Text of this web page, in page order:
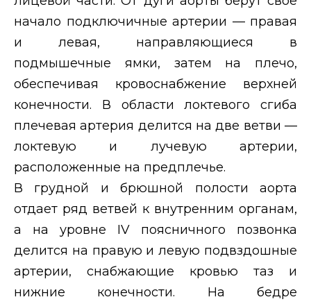
начало подключичные артерии — правая
и левая, направляющиеся в
подмышечные ямки, затем на плечо,
обеспечивая кровоснабжение верхней
конечности. В области локтевого сгиба
плечевая артерия делится на две ветви —
локтевую и лучевую артерии,
расположенные на предплечье.
В грудной и брюшной полости аорта
отдает ряд ветвей к внутренним органам,
а на уровне IV поясничного позвонка
делится на правую и левую подвздошные
артерии, снабжающие кровью таз и
нижние конечности. На бедре